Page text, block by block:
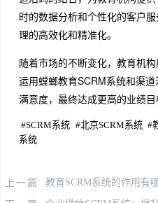
时的数据分析和个性化的客户
理的高效化和精准化。
随着市场的不断变化，教育机
运用螳螂教育SCRM系统和渠
满意度，最终达成更高的业绩目
#SCRM系统 #北京SCRM系统 #
系统
上一篇 教育SCRM系统的作用有